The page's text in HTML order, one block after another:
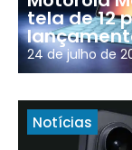
tela de 12
24 de julho de
Notícias